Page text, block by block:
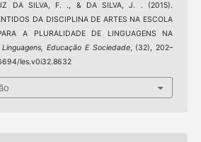
DA SILVA, F. ., & DA SILVA, J. . (2015).
DA DISCIPLINA DE ARTES NA ESCOLA
A PLURALIDADE DE LINGUAGENS NA
Linguagens, Educação E Sociedade, (32), 202–
les.v0i32.8632